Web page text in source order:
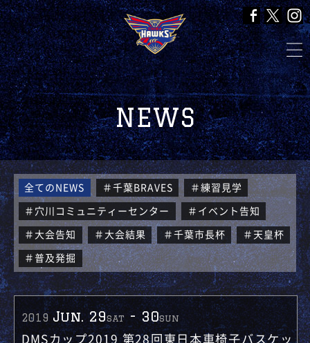
NEWS
全てのNEWS ＃千葉BRAVES ＃練習見学
＃穴川コミュニティーセンター ＃イベント告知
＃大会告知 ＃大会結果 ＃千葉市長杯 ＃天皇杯
＃普及発掘
2019 Jun. 29sat -30sun
DMSカップ2019 第28回東日本車椅子バスケッ